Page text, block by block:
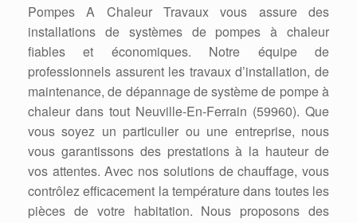
Pompes A Chaleur Travaux vous assure des
installations de systèmes de pompes à chaleur
fiables et économiques. Notre équipe de
professionnels assurent les travaux d’installation, de
maintenance, de dépannage de système de pompe à
chaleur dans tout Neuville-En-Ferrain (59960). Que
vous soyez un particulier ou une entreprise, nous
vous garantissons des prestations à la hauteur de
vos attentes. Avec nos solutions de chauffage, vous
contrôlez efficacement la température dans toutes les
pièces de votre habitation. Nous proposons des